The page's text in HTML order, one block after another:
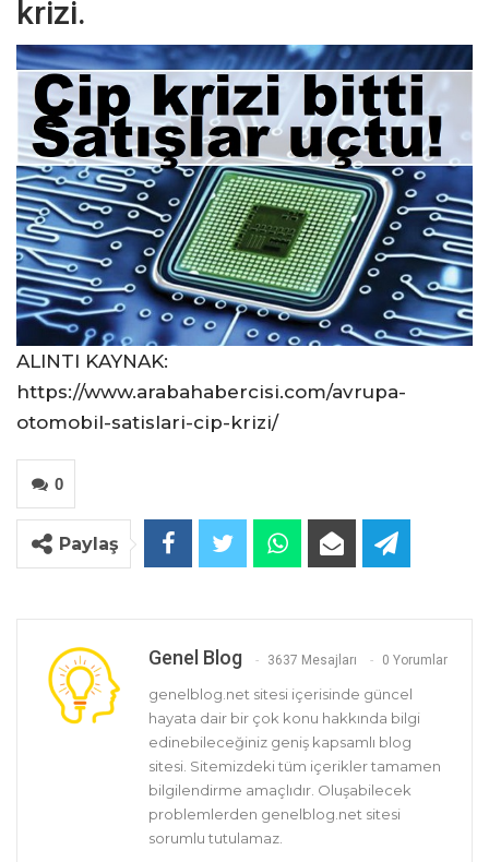
krizi.
ALINTI KAYNAK:
https://www.arabahabercisi.com/avrupa-
otomobil-satislari-cip-krizi/
0
Paylaş
Genel Blog 3637 Mesajları 0 Yorumlar
genelblog.net sitesi içerisinde güncel
hayata dair bir çok konu hakkında bilgi
edinebileceğiniz geniş kapsamlı blog
sitesi. Sitemizdeki tüm içerikler tamamen
bilgilendirme amaçlıdır. Oluşabilecek
problemlerden genelblog.net sitesi
sorumlu tutulamaz.